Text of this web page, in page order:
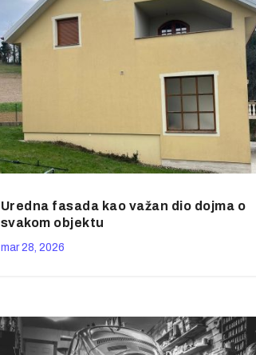
Uredna fasada kao važan dio dojma o
svakom objektu
mar 28, 2026